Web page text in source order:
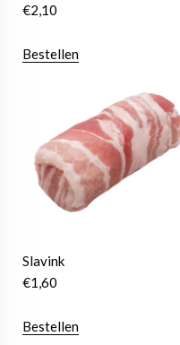
€2,10
Bestellen
Slavink
€1,60
Bestellen